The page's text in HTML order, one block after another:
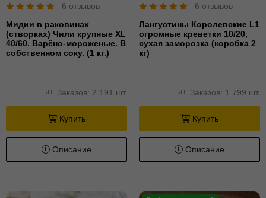
6 отзывов
Мидии в раковинах
(створках) Чили крупные XL
40/60. Варёно-мороженые. В
собственном соку. (1 кг.)
Заказов: 2 191 шт.
Купить
Описание
6 отзывов
Лангустины Королевские L1
огромные креветки 10/20,
сухая заморозка (коробка 2
кг)
Заказов: 1 799 шт.
Купить
Описание